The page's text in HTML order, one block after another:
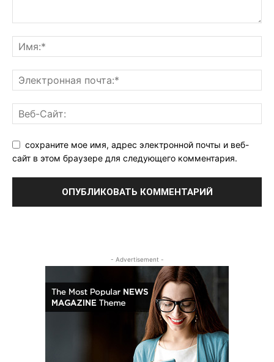
сохраните мое имя, адрес электронной почты и веб-
сайт в этом браузере для следующего комментария.
- Advertisement -